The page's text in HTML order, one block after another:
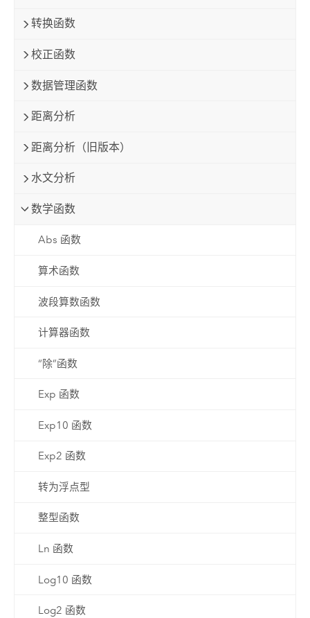
转换函数
校正函数
数据管理函数
距离分析
距离分析（旧版本）
水文分析
数学函数
Abs 函数
算术函数
波段算数函数
计算器函数
“除”函数
Exp 函数
Exp10 函数
Exp2 函数
转为浮点型
整型函数
Ln 函数
Log10 函数
Log2 函数